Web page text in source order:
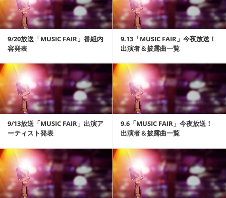
9/20放送「MUSIC FAIR」番組内
容発表
9.13「MUSIC FAIR」今夜放送！
出演者＆披露曲一覧
9/13放送「MUSIC FAIR」出演ア
ーティスト発表
9.6「MUSIC FAIR」今夜放送！
出演者＆披露曲一覧
記事を読む
記事を読む